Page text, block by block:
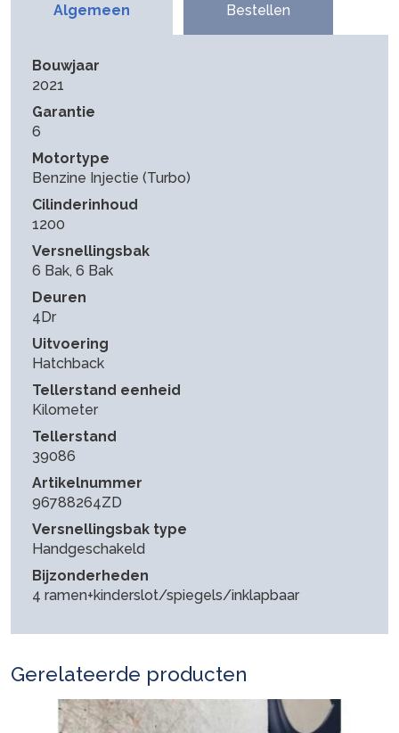
Algemeen Bestellen
Bouwjaar
2021
Garantie
6
Motortype
Benzine Injectie (Turbo)
Cilinderinhoud
1200
Versnellingsbak
6 Bak, 6 Bak
Deuren
4Dr
Uitvoering
Hatchback
Tellerstand eenheid
Kilometer
Tellerstand
39086
Artikelnummer
96788264ZD
Versnellingsbak type
Handgeschakeld
Bijzonderheden
4 ramen+kinderslot/spiegels/inklapbaar
Gerelateerde producten